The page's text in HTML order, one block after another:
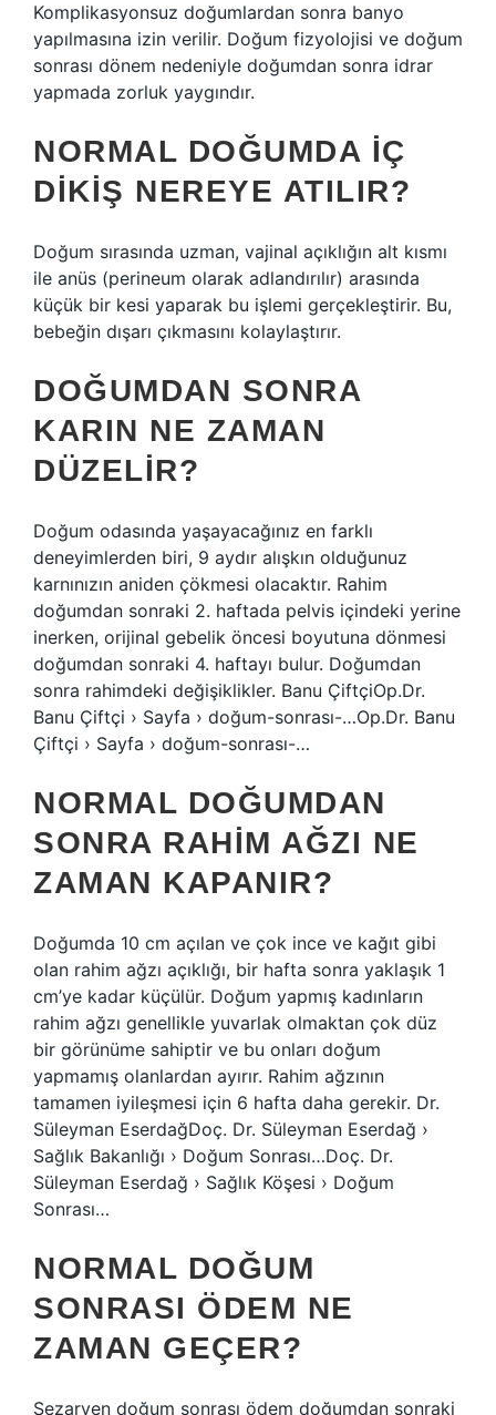
Komplikasyonsuz doğumlardan sonra banyo
yapılmasına izin verilir. Doğum fizyolojisi ve doğum
sonrası dönem nedeniyle doğumdan sonra idrar
yapmada zorluk yaygındır.
NORMAL DOĞUMDA IÇ
DIKIŞ NEREYE ATILIR?
Doğum sırasında uzman, vajinal açıklığın alt kısmı
ile anüs (perineum olarak adlandırılır) arasında
küçük bir kesi yaparak bu işlemi gerçekleştirir. Bu,
bebeğin dışarı çıkmasını kolaylaştırır.
DOĞUMDAN SONRA
KARIN NE ZAMAN
DÜZELIR?
Doğum odasında yaşayacağınız en farklı
deneyimlerden biri, 9 aydır alışkın olduğunuz
karnınızın aniden çökmesi olacaktır. Rahim
doğumdan sonraki 2. haftada pelvis içindeki yerine
inerken, orijinal gebelik öncesi boyutuna dönmesi
doğumdan sonraki 4. haftayı bulur. Doğumdan
sonra rahimdeki değişiklikler. Banu ÇiftçiOp.Dr.
Banu Çiftçi › Sayfa › doğum-sonrası-…Op.Dr. Banu
Çiftçi › Sayfa › doğum-sonrası-…
NORMAL DOĞUMDAN
SONRA RAHIM AĞZI NE
ZAMAN KAPANIR?
Doğumda 10 cm açılan ve çok ince ve kağıt gibi
olan rahim ağzı açıklığı, bir hafta sonra yaklaşık 1
cm’ye kadar küçülür. Doğum yapmış kadınların
rahim ağzı genellikle yuvarlak olmaktan çok düz
bir görünüme sahiptir ve bu onları doğum
yapmamış olanlardan ayırır. Rahim ağzının
tamamen iyileşmesi için 6 hafta daha gerekir. Dr.
Süleyman EserdağDoç. Dr. Süleyman Eserdağ ›
Sağlık Bakanlığı › Doğum Sonrası…Doç. Dr.
Süleyman Eserdağ › Sağlık Köşesi › Doğum
Sonrası…
NORMAL DOĞUM
SONRASI ÖDEM NE
ZAMAN GEÇER?
Sezaryen doğum sonrası ödem doğumdan sonraki